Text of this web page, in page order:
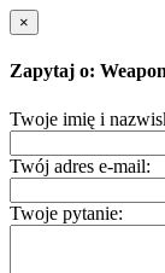
×
Zapytaj o:
Twoje imię i
Twój adres e-mail:
Twoje pytanie: